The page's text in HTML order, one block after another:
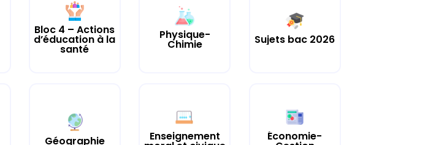
Bloc 4 – Actions
d’éducation à la
santé
Physique-
Chimie Sujets bac 2026
Géographie Enseignement Économie-